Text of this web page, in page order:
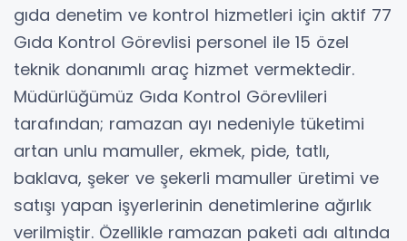
gıda denetim ve kontrol hizmetleri için aktif 77
Gıda Kontrol Görevlisi personel ile 15 özel
teknik donanımlı araç hizmet vermektedir.
Müdürlüğümüz Gıda Kontrol Görevlileri
tarafından; ramazan ayı nedeniyle tüketimi
artan unlu mamuller, ekmek, pide, tatlı,
baklava, şeker ve şekerli mamuller üretimi ve
satışı yapan işyerlerinin denetimlerine ağırlık
verilmiştir. Özellikle ramazan paketi adı altında